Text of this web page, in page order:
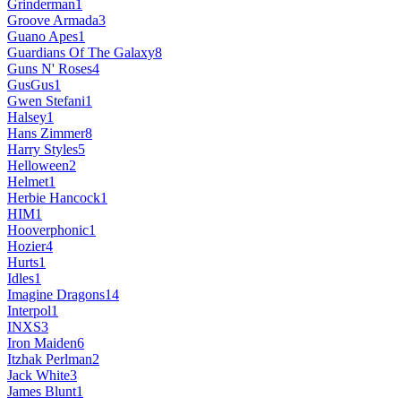
Grinderman1
Groove Armada3
Guano Apes1
Guardians Of The Galaxy8
Guns N' Roses4
GusGus1
Gwen Stefani1
Halsey1
Hans Zimmer8
Harry Styles5
Helloween2
Helmet1
Herbie Hancock1
HIM1
Hooverphonic1
Hozier4
Hurts1
Idles1
Imagine Dragons14
Interpol1
INXS3
Iron Maiden6
Itzhak Perlman2
Jack White3
James Blunt1